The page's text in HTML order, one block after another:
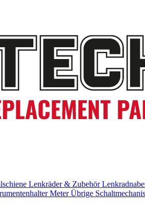
Lenkräder & Zubehör
Meter Übrige